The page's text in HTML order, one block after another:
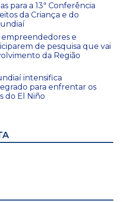
para a 13ª Conferência
da Criança e do
e
de pesquisa que vai
da Região
intensifica
para enfrentar os
do El Niño